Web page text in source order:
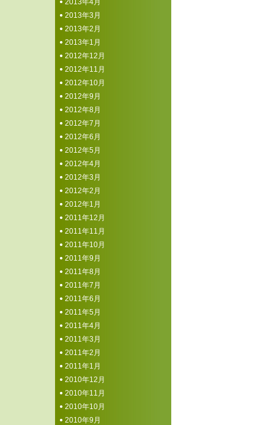
2013年4月
2013年3月
2013年2月
2013年1月
2012年12月
2012年11月
2012年10月
2012年9月
2012年8月
2012年7月
2012年6月
2012年5月
2012年4月
2012年3月
2012年2月
2012年1月
2011年12月
2011年11月
2011年10月
2011年9月
2011年8月
2011年7月
2011年6月
2011年5月
2011年4月
2011年3月
2011年2月
2011年1月
2010年12月
2010年11月
2010年10月
2010年9月